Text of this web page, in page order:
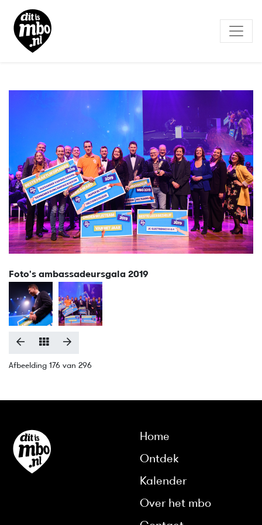
Foto's ambassadeursgala 2019
Afbeelding 176 van 296
Home
Ontdek
Kalender
Over het mbo